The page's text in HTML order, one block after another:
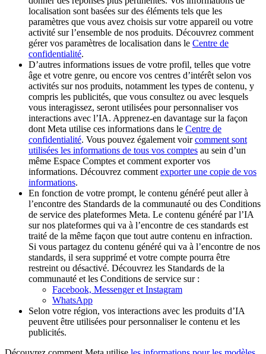
localisation sont basées sur des éléments tels que les
paramètres que vous avez choisis sur votre appareil ou votre
activité sur l’ensemble de nos produits. Découvrez comment
gérer vos paramètres de localisation dans le Centre de
confidentialité.
D’autres informations issues de votre profil, telles que votre
âge et votre genre, ou encore vos centres d’intérêt selon vos
activités sur nos produits, notamment les types de contenu, y
compris les publicités, que vous consultez ou avec lesquels
vous interagissez, seront utilisées pour personnaliser vos
interactions avec l’IA. Apprenez-en davantage sur la façon
dont Meta utilise ces informations dans le Centre de
confidentialité. Vous pouvez également voircomment sont
utilisées les informations de tous vos comptes au sein d’un
même Espace Comptes et comment exporter vos
informations. Découvrez comment exporter une copie de vos
informations.
En fonction de votre prompt, le contenu généré peut aller à
l’encontre des Standards de la communauté ou des Conditions
de service des plateformes Meta. Le contenu généré par l’IA
sur nos plateformes qui va à l’encontre de ces standards est
traité de la même façon que tout autre contenu en infraction.
Si vous partagez du contenu généré qui va à l’encontre de nos
standards, il sera supprimé et votre compte pourra être
restreint ou désactivé. Découvrez les Standards de la
communauté et les Conditions de service sur :
Facebook, Messenger et Instagram
WhatsApp
Selon votre région, vos interactions avec les produits d’IA
peuvent être utilisées pour personnaliser le contenu et les
publicités.